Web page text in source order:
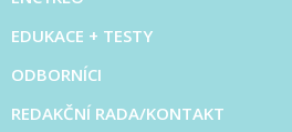
EDUKACE + TESTY
ODBORNÍCI
REDAKČNÍ RADA/KONTAKT